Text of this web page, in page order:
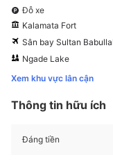
Đỗ xe
Kalamata Fort
Sân bay Sultan
Ngade Lake
Xem khu vực lân cận
Thông tin hữu ích
Đáng tiền